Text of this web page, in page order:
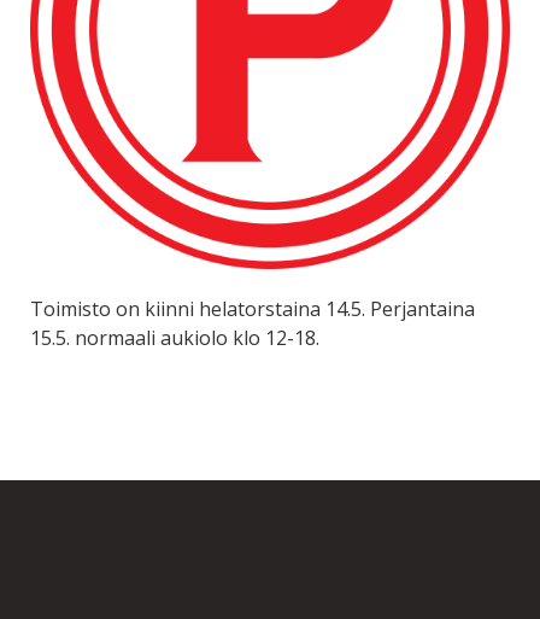
Toimisto on kiinni helatorstaina 14.5. Perjantaina
15.5. normaali aukiolo klo 12-18.